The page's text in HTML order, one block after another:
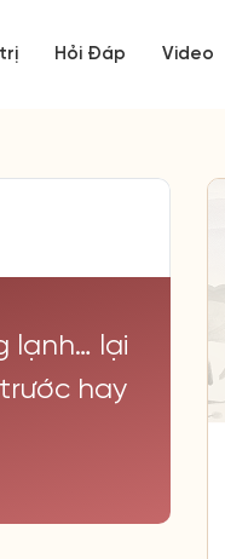
Hỏi Đáp Video
lạnh… lại
hay